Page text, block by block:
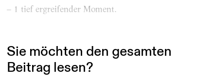
– 1 tief ergreifender Moment.
Sie möchten den gesamten
Beitrag lesen?